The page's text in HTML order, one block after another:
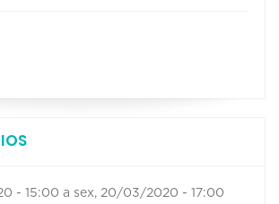
- 15:00 a sex, 20/03/2020 - 17:00